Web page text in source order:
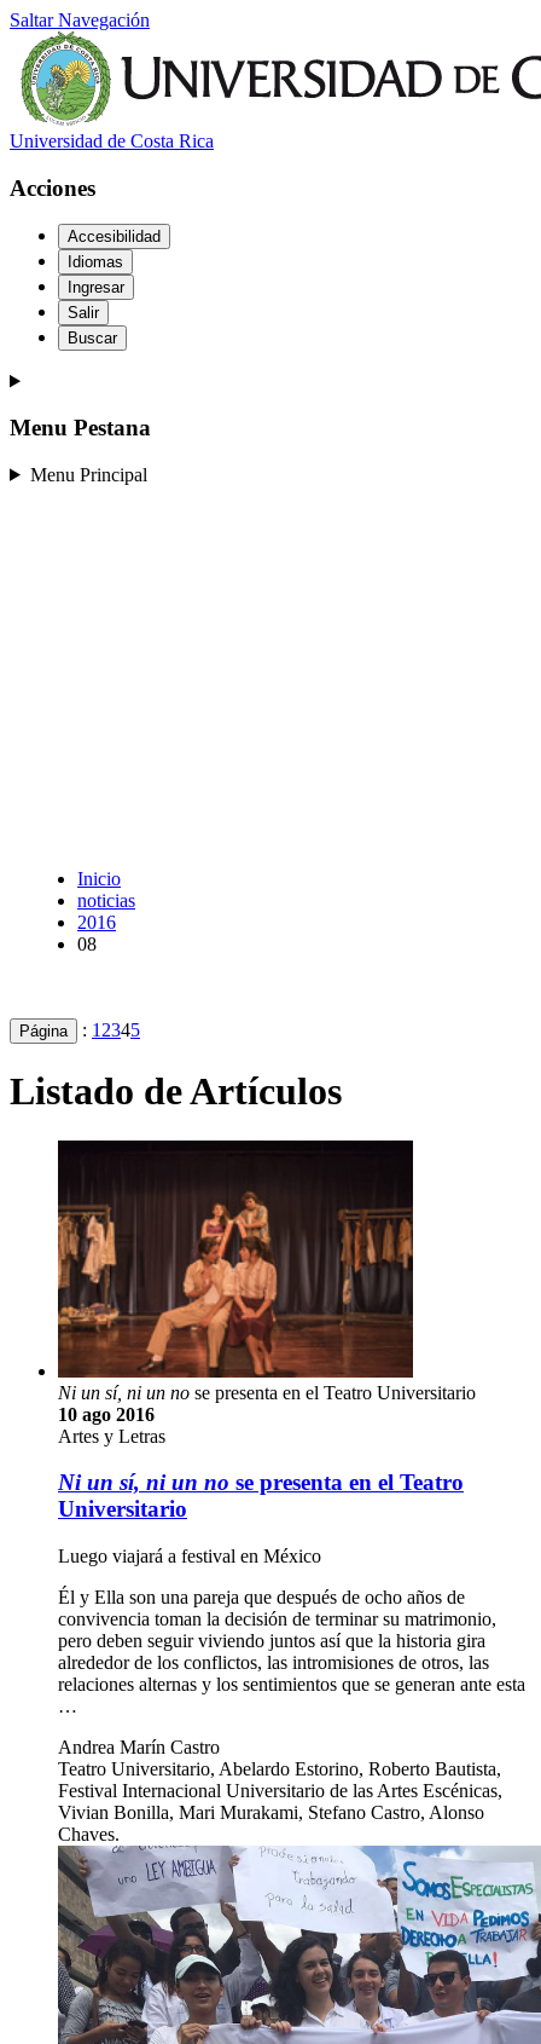
Saltar Navegación
Universidad de Costa Rica
Acciones
Accesibilidad
Idiomas
Ingresar
Salir
Buscar
Menu Pestana
Menu Principal
Inicio
noticias
2016
08
Página : 1 2345
Listado de Artículos
Ni un sí, ni un no se presenta en el Teatro Universitario
10 ago 2016
Artes y Letras
Ni un sí, ni un no se presenta en el Teatro
Universitario
Luego viajará a festival en México
Él y Ella son una pareja que después de ocho años de
convivencia toman la decisión de terminar su matrimonio,
pero deben seguir viviendo juntos así que la historia gira
alrededor de los conflictos, las intromisiones de otros, las
relaciones alternas y los sentimientos que se generan ante esta
…
Andrea Marín Castro
Teatro Universitario, Abelardo Estorino, Roberto Bautista,
Festival Internacional Universitario de las Artes Escénicas,
Vivian Bonilla, Mari Murakami, Stefano Castro, Alonso
Chaves.